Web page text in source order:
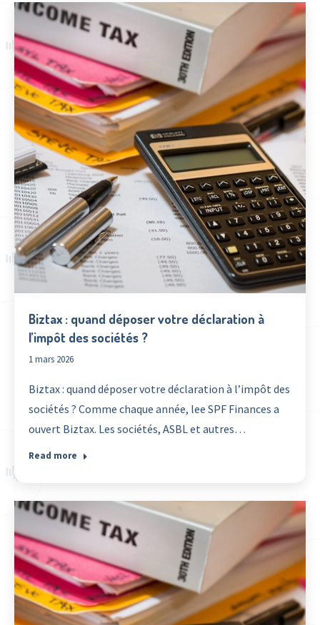
Biztax : quand déposer votre déclaration à
l’impôt des sociétés ?
1 mars 2026
Biztax : quand déposer votre déclaration à l’impôt des
sociétés ? Comme chaque année, lee SPF Finances a
ouvert Biztax. Les sociétés, ASBL et autres…
Read more